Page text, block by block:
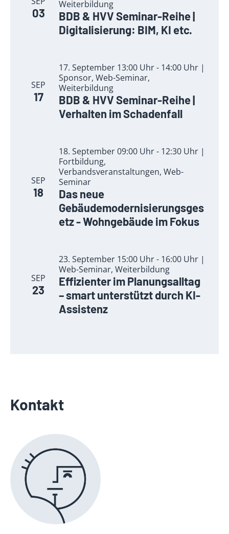
03
Weiterbildung
BDB & HVV Seminar-Reihe |
Digitalisierung: BIM, KI etc.
SEP
17
17. September 13:00 Uhr - 14:00 Uhr |
Sponsor, Web-Seminar,
Weiterbildung
BDB & HVV Seminar-Reihe |
Verhalten im Schadenfall
SEP
18
18. September 09:00 Uhr - 12:30 Uhr |
Fortbildung,
Verbandsveranstaltungen, Web-
Seminar
Das neue
Gebäudemodernisierungsges
etz - Wohngebäude im Fokus
SEP
23
23. September 15:00 Uhr - 16:00 Uhr |
Web-Seminar, Weiterbildung
Effizienter im Planungsalltag
– smart unterstützt durch KI-
Assistenz
Kontakt